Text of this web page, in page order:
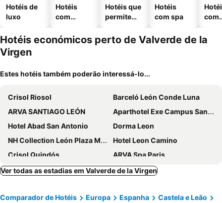
Hotéis de
luxo
Hotéis
com
Hotéis que
permitem
Hotéis
com spa
com
Hotéis económicos perto de Valverde de la
Virgen
Estes hotéis também poderão interessá-lo...
Crisol Riosol
Barceló León Conde Luna
ARVA SANTIAGO LEÓN
Aparthotel Exe Campus San Mamés
Hotel Abad San Antonio
Dorma Leon
NH Collection León Plaza Mayor
Hotel Leon Camino
Crisol Quindós
ARVA Spa Paris
Hotel Silken Luis de León
Occidental León Alfonso V
FC Infantas de León
Domus Oncinae
Ver todas as estadias em Valverde de la Virgen
Comparador de Hotéis Europa Espanha
Castela e Leão